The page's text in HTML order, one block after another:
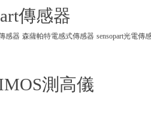
傳感器
感器 森薩帕特電感式傳感器 sensopart光電傳
測高儀